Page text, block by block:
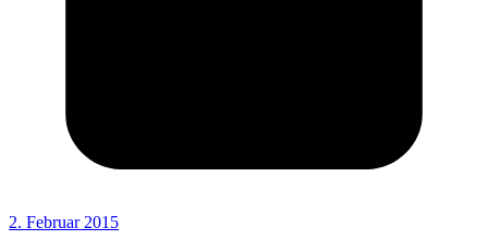
2. Februar 2015